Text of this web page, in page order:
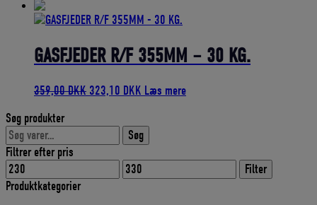
pris
259,00 DKK.
pris
233,10 DKK.
GASFJEDER R/F 355MM – 30 KG.
359,00DKK Den
359,00 DKK.
323,10 DKK Den
er:
323,10 DKK.
Læs mere
Søg produkter
Søg
efter:
Søg
Filtrer efter pris
Mindste
pris
Højeste
pris
Filter
Produktkategorier